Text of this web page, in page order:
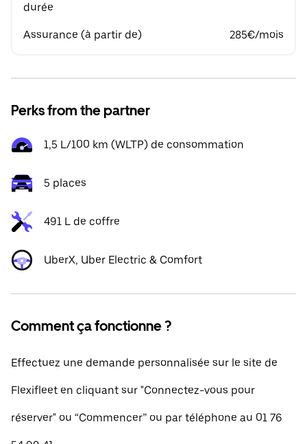
durée
Assurance (à partir de) 285€/mois
Perks from the partner
1,5 L/100 km (WLTP) de consommation
5 places
491 L de coffre
UberX, Uber Electric & Comfort
Comment ça fonctionne ?
Effectuez une demande personnalisée sur le site de
Flexifleet en cliquant sur "Connectez-vous pour
réserver" ou “Commencer” ou par téléphone au 01 76